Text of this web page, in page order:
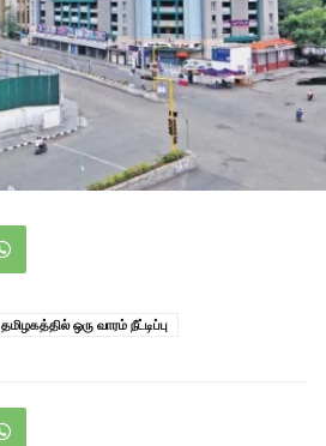
ஒரு வாரம் நீட்டிப்பு